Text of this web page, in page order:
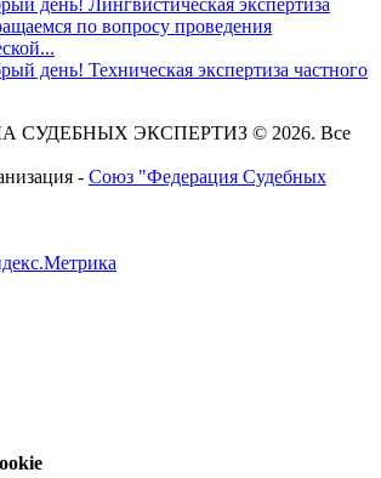
по вопросу проведения
день! Техническая экспертиза частного
ЭКСПЕРТИЗ © 2026. Все
- Союз "Федерация Судебных